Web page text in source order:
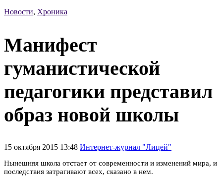
Новости, Хроника
Манифест
гуманистической
педагогики представил
образ новой школы
15 октября 2015 13:48 Интернет-журнал "Лицей"
Нынешняя школа отстает от современности и изменений мира, и
последствия затрагивают всех, сказано в нем.